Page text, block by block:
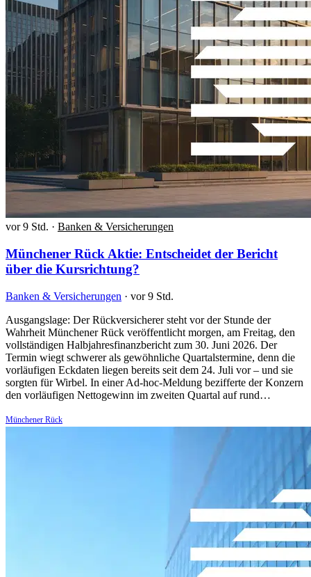
vor 9 Std. · Banken & Versicherungen
Münchener Rück Aktie: Entscheidet der Bericht
über die Kursrichtung?
Banken & Versicherungen · vor 9 Std.
Ausgangslage: Der Rückversicherer steht vor der Stunde der
Wahrheit Münchener Rück veröffentlicht morgen, am Freitag, den
vollständigen Halbjahresfinanzbericht zum 30. Juni 2026. Der
Termin wiegt schwerer als gewöhnliche Quartalstermine, denn die
vorläufigen Eckdaten liegen bereits seit dem 24. Juli vor – und sie
sorgten für Wirbel. In einer Ad-hoc-Meldung bezifferte der Konzern
den vorläufigen Nettogewinn im zweiten Quartal auf rund…
Münchener Rück